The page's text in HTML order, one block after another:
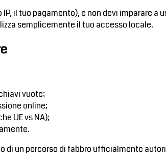
il tuo pagamento), e non devi imparare a
semplicemente il tuo accesso locale.
vuote;
online;
UE vs NA);
di un percorso di fabbro ufficialmente